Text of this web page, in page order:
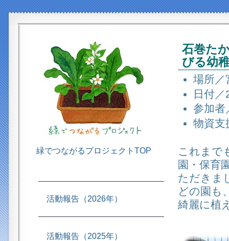
石巻た
びる幼
場所／
日付
参加者
物資支
これまで
園・保育
ただきま
どの園も
綺麗に植
緑でつながるプロジェクトTOP
活動報告（2026年）
活動報告（2025年）